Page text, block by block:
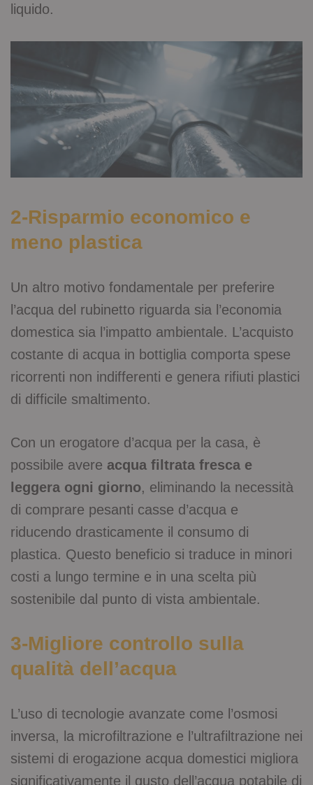
liquido.
2-Risparmio economico e
meno plastica
Un altro motivo fondamentale per preferire
l’acqua del rubinetto riguarda sia l’economia
domestica sia l’impatto ambientale. L’acquisto
costante di acqua in bottiglia comporta spese
ricorrenti non indifferenti e genera rifiuti plastici
di difficile smaltimento.
Con un erogatore d’acqua per la casa, è
possibile avere acqua filtrata fresca e
leggera ogni giorno, eliminando la necessità
di comprare pesanti casse d’acqua e
riducendo drasticamente il consumo di
plastica. Questo beneficio si traduce in minori
costi a lungo termine e in una scelta più
sostenibile dal punto di vista ambientale.
3-Migliore controllo sulla
qualità dell’acqua
L’uso di tecnologie avanzate come l’osmosi
inversa, la microfiltrazione e l’ultrafiltrazione nei
sistemi di erogazione acqua domestici migliora
significativamente il gusto dell’acqua potabile di